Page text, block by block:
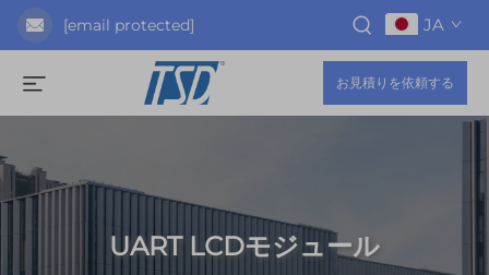
[email protected] JA
お見積りを依頼する
UART LCDモジュール